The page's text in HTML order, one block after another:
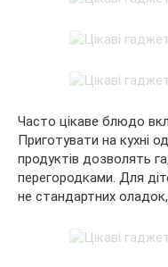
Часто цікаве блюдо
Приготувати на кухні
продуктів дозволять
перегородками. Для
не стандартних